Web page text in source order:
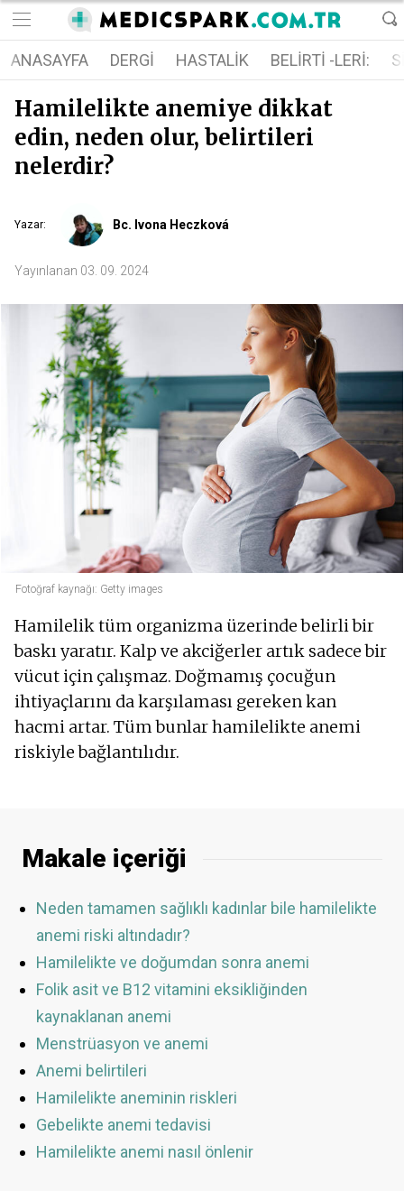
ANASAYFA DERGI HASTALIK BELIRTI -LERI:
Hamilelikte anemiye dikkat
edin, neden olur, belirtileri
nelerdir?
Yazar: Bc. Ivona Heczková
Yayınlanan 03. 09. 2024
Fotoğraf kaynağı: Getty images
Hamilelik tüm organizma üzerinde belirli bir
baskı yaratır. Kalp ve akciğerler artık sadece bir
vücut için çalışmaz. Doğmamış çocuğun
ihtiyaçlarını da karşılaması gereken kan
hacmi artar. Tüm bunlar hamilelikte anemi
riskiyle bağlantılıdır.
Makale içeriği
Neden tamamen sağlıklı kadınlar bile hamilelikte
anemi riski altındadır?
Hamilelikte ve doğumdan sonra anemi
Folik asit ve B12 vitamini eksikliğinden
kaynaklanan anemi
Menstrüasyon ve anemi
Anemi belirtileri
Hamilelikte aneminin riskleri
Gebelikte anemi tedavisi
Hamilelikte anemi nasıl önlenir